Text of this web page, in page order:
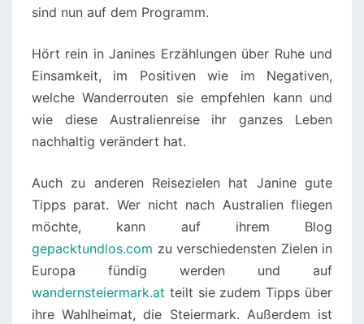
sind nun auf dem Programm.
Hört rein in Janines Erzählungen über Ruhe und
Einsamkeit, im Positiven wie im Negativen,
welche Wanderrouten sie empfehlen kann und
wie diese Australienreise ihr ganzes Leben
nachhaltig verändert hat.
Auch zu anderen Reisezielen hat Janine gute
Tipps parat. Wer nicht nach Australien fliegen
möchte, kann auf ihrem Blog
gepacktundlos.com zu verschiedensten Zielen in
Europa fündig werden und auf
wandernsteiermark.at teilt sie zudem Tipps über
ihre Wahlheimat, die Steiermark. Außerdem ist